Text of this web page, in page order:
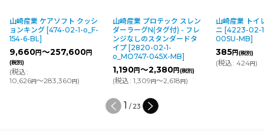
山崎産業 ケアソフト クッシ
ョンキング [474-02-1-o_F-
154-6-BL]
9,660円～257,600円
(税別)
(税込:
10,626円～283,360円)
山崎産業 プロテック スレン
ダーラーグN(タグ付) - フレ
ンジなしのスタンダードタ
イプ [2820-02-1-
o_MO747-045X-MB]
1,190円～2,380円(税別)
(税込: 1,309円～2,618円)
山崎産業 トイ
ニ [4223-02-
00SU-MB]
385円(税別)
(税込: 424円)
1 / 23